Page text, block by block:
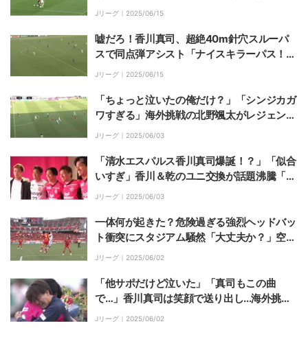
あんな怒ってるの初めて見た」猛抗議のGK
Jリーグ｜ 2025/06/15
嘘だろ！香川真司、超絶40m針穴スルーパ
スで同点弾アシスト「ナイスキラーパス！」
「極上過ぎてヨダレ出る」相手5人を抜く天
Jリーグ｜ 2025/06/15
「ちょっと泣いたの俺だけ？」「シンジカガ
ワすぎる」海外挑戦の北野颯太がレジェンド
彷彿の超絶アシスト「置き土産やな」一撃必
Jリーグ｜ 2025/06/03
「清水エスパルス香川真司爆誕！？」「似合
いすぎ」香川＆乾のユニ交換が話題沸騰「ゴ
ージャスが過ぎる」柿谷、毎熊ら豪華“戦
Jリーグ｜ 2025/06/03
一体何が起きた？危険過ぎる強烈ヘッドバッ
ト衝突にスタジアム騒然「大丈夫か？」空中
戦での頭部相打ちでダブルノックアウトの事
Jリーグ｜ 2025/06/02
「他サポだけど泣いた」「真司もこの曲
で…」香川真司は笑顔で送り出し...海外挑戦
のC大阪・北野颯太、チームメイト大号泣の
Jリーグ｜ 2025/06/02